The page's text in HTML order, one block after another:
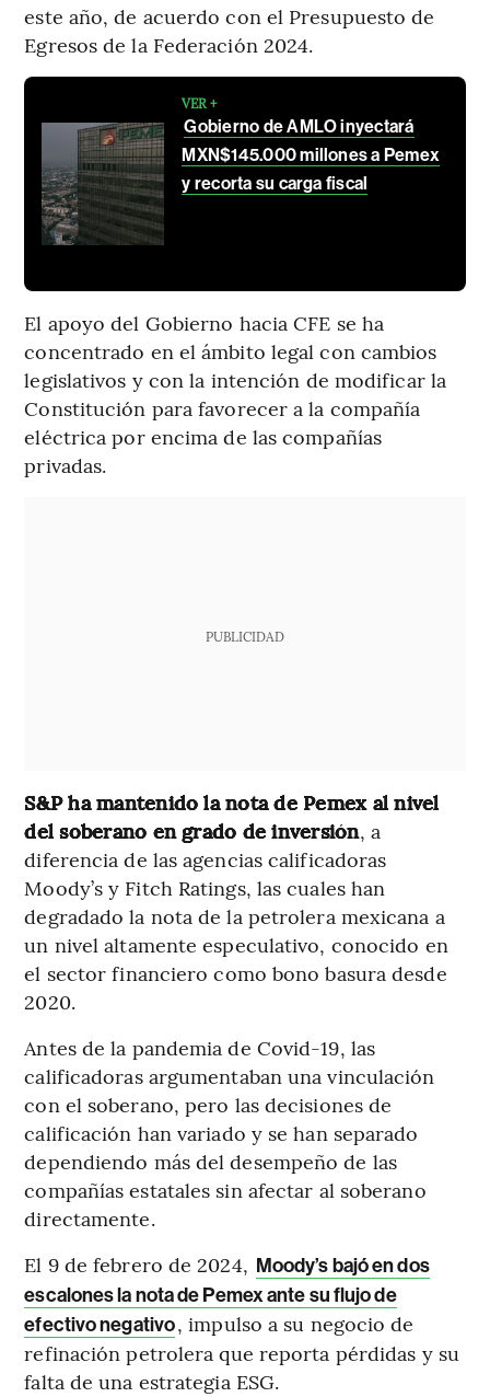
este año, de acuerdo con el Presupuesto de
Egresos de la Federación 2024.
VER +
Gobierno de AMLO inyectará
MXN$145.000 millones a Pemex
y recorta su carga fiscal
El apoyo del Gobierno hacia CFE se ha
concentrado en el ámbito legal con cambios
legislativos y con la intención de modificar la
Constitución para favorecer a la compañía
eléctrica por encima de las compañías
privadas.
PUBLICIDAD
S&P ha mantenido la nota de Pemex al nivel
del soberano en grado de inversión, a
diferencia de las agencias calificadoras
Moody’s y Fitch Ratings, las cuales han
degradado la nota de la petrolera mexicana a
un nivel altamente especulativo, conocido en
el sector financiero como bono basura desde
2020.
Antes de la pandemia de Covid-19, las
calificadoras argumentaban una vinculación
con el soberano, pero las decisiones de
calificación han variado y se han separado
dependiendo más del desempeño de las
compañías estatales sin afectar al soberano
directamente.
El 9 de febrero de 2024, Moody’s bajó en dos
escalones la nota de Pemex ante su flujo de
efectivo negativo, impulso a su negocio de
refinación petrolera que reporta pérdidas y su
falta de una estrategia ESG.